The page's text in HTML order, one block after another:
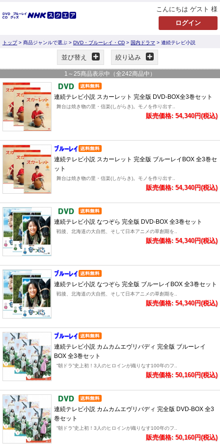
こんにちは ゲスト 様
トップ> 商品ジャンルで選ぶ > DVD・ブルーレイ・CD > 国内ドラマ > 連続テレビ小説
並び替え 絞り込み
1 ～ 25商品表示中（全242商品中）
連続テレビ小説 スカーレット 完全版 DVD-BOX全3巻セット
舞台は焼き物の里・信楽(しがらき)。モノを作り出す..
販売価格: 54,340円(税込)
連続テレビ小説 スカーレット 完全版 ブルーレイBOX 全3巻セ
ット
舞台は焼き物の里・信楽(しがらき)。モノを作り出す..
販売価格: 54,340円(税込)
連続テレビ小説 なつぞら 完全版 DVD-BOX 全3巻セット
戦後、北海道の大自然、そして日本アニメの草創期を..
販売価格: 54,340円(税込)
連続テレビ小説 なつぞら 完全版 ブルーレイBOX 全3巻セット
戦後、北海道の大自然、そして日本アニメの草創期を..
販売価格: 54,340円(税込)
連続テレビ小説 カムカムエヴリバディ 完全版 ブルーレイ
BOX 全3巻セット
“朝ドラ”史上初！3人のヒロインが織りなす100年のフ..
販売価格: 50,160円(税込)
連続テレビ小説 カムカムエヴリバディ 完全版 DVD-BOX 全3
巻セット
“朝ドラ”史上初！3人のヒロインが織りなす100年のフ..
販売価格: 50,160円(税込)